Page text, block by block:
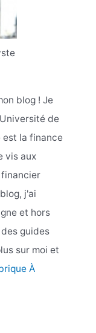
blog ! Je
de
est la finance
vis aux
j'ai
et hors
guides
sur moi et
À